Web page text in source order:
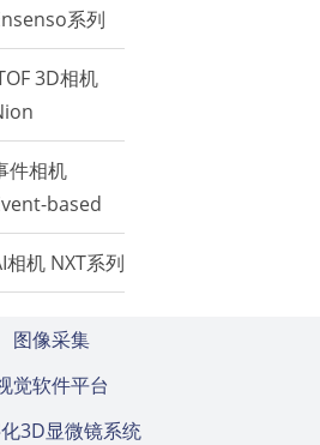
图像采集
觉软件平台
3D显微镜系统
系列
3D相机
件相机
based
相机 NXT系列